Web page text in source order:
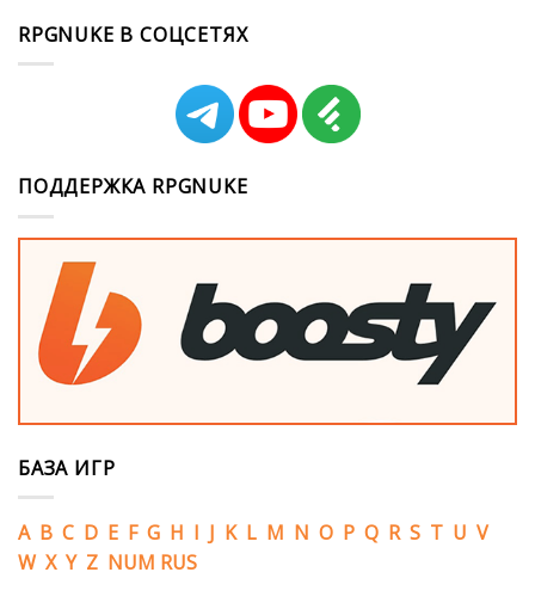
RPGNUKE В СОЦСЕТЯХ
ПОДДЕРЖКА RPGNUKE
БАЗА ИГР
A B C D E F G H I J K L M N O P Q R S T U V
W X Y Z NUM RUS